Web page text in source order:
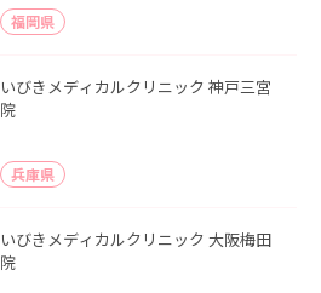
福岡県
いびきメディカルクリニック 神戸三宮
院
兵庫県
いびきメディカルクリニック 大阪梅田
院